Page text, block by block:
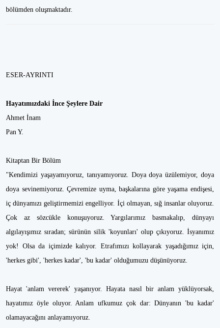
bölümden oluşmaktadır.
ESER-AYRINTI
Hayatımızdaki İnce Şeylere Dair
Ahmet İnam
Pan Y.
Kitaptan Bir Bölüm
"Kendimizi yaşayamıyoruz, tanıyamıyoruz. Doya doya üzülemiyor, doya
doya sevinemiyoruz. Çevremize uyma, başkalarına göre yaşama endişesi,
iç dünyamızı geliştirmemizi engelliyor. İçi olmayan, sığ insanlar oluyoruz.
Çok az sözcükle konuşuyoruz. Yargılarımız basmakalıp, dünyayı
algılayışımız sıradan; sürünün silik 'koyunları' olup çıkıyoruz. İsyanımız
yok! Olsa da içimizde kalıyor. Etrafımızı kollayarak yaşadığımız için,
'herkes gibi', 'herkes kadar', 'bu kadar' olduğumuzu düşünüyoruz.
Hayat 'anlam vererek' yaşanıyor. Hayata nasıl bir anlam yüklüyorsak,
hayatımız öyle oluyor. Anlam ufkumuz çok dar: Dünyanın 'bu kadar'
olamayacağını anlayamıyoruz.